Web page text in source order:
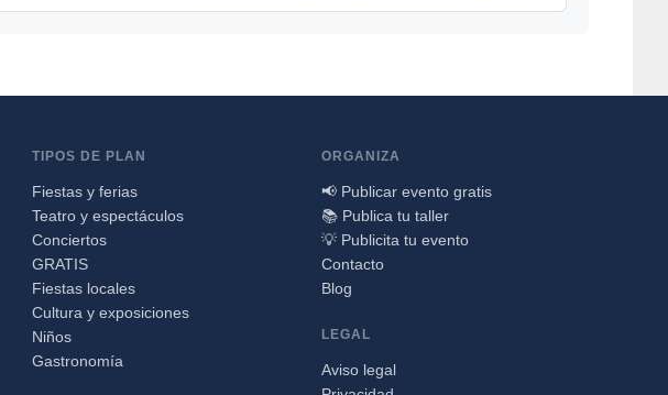
TIPOS DE PLAN
Fiestas y ferias
Teatro y espectáculos
Conciertos
GRATIS
Fiestas locales
Cultura y exposiciones
Niños
Gastronomía
ORGANIZA
📢 Publicar evento gratis
📚 Publica tu taller
💡 Publicita tu evento
Contacto
Blog
LEGAL
Aviso legal